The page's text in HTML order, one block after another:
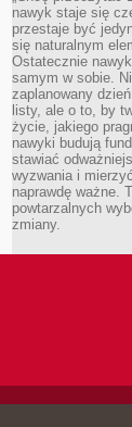
nawyk staje się
przestaje być
się naturalnym
Ostatecznie
samym w sobie.
zaplanowany
listy, ale o to, by
życie, jakiego
nawyki budują
stawiać
wyzwania i
naprawdę ważne.
powtarzalnych
zmiany.